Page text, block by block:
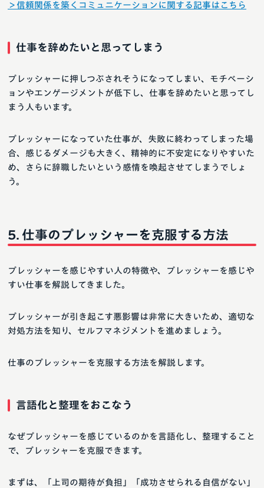
＞信頼関係を築くコミュニケーションに関する記事はこちら
仕事を辞めたいと思ってしまう
プレッシャーに押しつぶされそうになってしまい、モチベーシ
ョンやエンゲージメントが低下し、仕事を辞めたいと思ってし
まう人もいます。
プレッシャーになっていた仕事が、失敗に終わってしまった場
合、感じるダメージも大きく、精神的に不安定になりやすいた
め、さらに辞職したいという感情を喚起させてしまうでしょ
う。
仕事のプレッシャーを克服する方法
プレッシャーを感じやすい人の特徴や、プレッシャーを感じや
すい仕事を解説してきました。
プレッシャーが引き起こす悪影響は非常に大きいため、適切な
対処方法を知り、セルフマネジメントを進めましょう。
仕事のプレッシャーを克服する方法を解説します。
言語化と整理をおこなう
なぜプレッシャーを感じているのかを言語化し、整理すること
で、プレッシャーを克服できます。
まずは、「上司の期待が負担」「成功させられる自信がない」